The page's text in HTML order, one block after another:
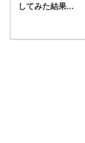
してみた結果...